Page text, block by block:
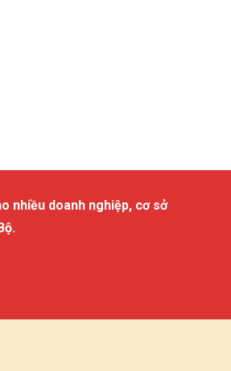
nhiều doanh nghiệp, cơ sở